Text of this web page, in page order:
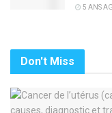
5 ANS
Don't Miss